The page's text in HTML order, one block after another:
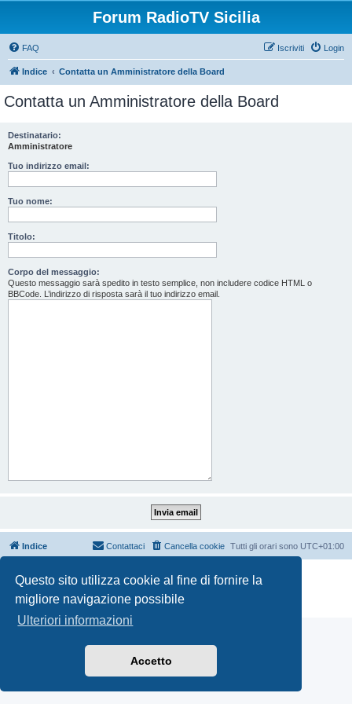
Questo sito utilizza cookie al fine di fornire la
migliore navigazione possibile
Ulteriori informazioni
Accetto
Forum RadioTV Sicilia
FAQ Login
Iscriviti
Indice Contatta un Amministratore della Board
Contatta un Amministratore della Board
Destinatario:
Amministratore
Tuo indirizzo email:
Tuo nome:
Titolo:
Corpo del messaggio:
Questo messaggio sarà spedito in testo semplice, non includere codice HTML o
BBCode. L’indirizzo di risposta sarà il tuo indirizzo email.
Indice Tutti gli orari sono UTC+01:00
Cancella cookie
Contattaci
Creato da
® Forum Software © phpBB Limited
Privacy|Condizioni